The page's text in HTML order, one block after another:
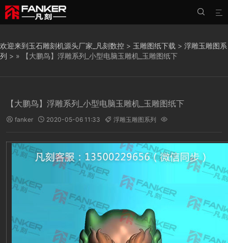


欢迎来到玉石雕刻机源头厂家_凡刻数控 > 玉雕图纸下载 > 浮雕玉雕图系
列 > » 【大鹏鸟】浮雕系列_小型电脑玉雕机_玉雕图纸下
【大鹏鸟】浮雕系列_小型电脑玉雕机_玉雕图纸下
 fanker  2020-05-06 11:33  浮雕玉雕图系列 